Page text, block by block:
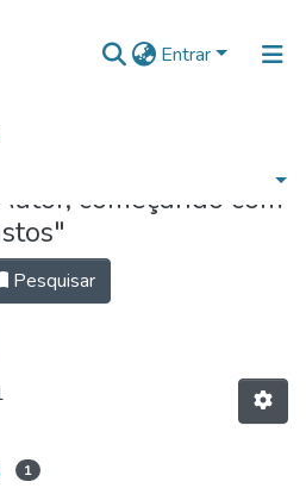
Entrar
começando com
Pesquisar
1